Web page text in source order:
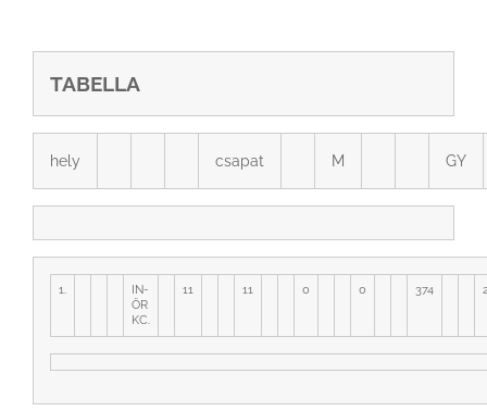
TABELLA
hely csapat M GY
1.
IN-
ÖR
KC.
11 11 0 0 374